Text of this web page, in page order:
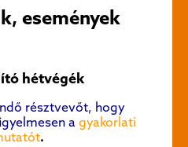
események
hétvégék
résztvevőt, hogy
a gyakorlati
.